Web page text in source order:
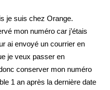
je suis chez Orange.
mon numéro car j’étais
ai envoyé un courrier en
je veux passer en
conserver mon numéro
1 an après la dernière date